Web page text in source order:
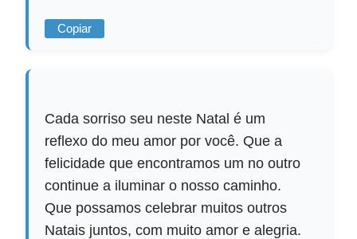
Copiar
Cada sorriso seu neste Natal é um
reflexo do meu amor por você. Que a
felicidade que encontramos um no outro
continue a iluminar o nosso caminho.
Que possamos celebrar muitos outros
Natais juntos, com muito amor e alegria.